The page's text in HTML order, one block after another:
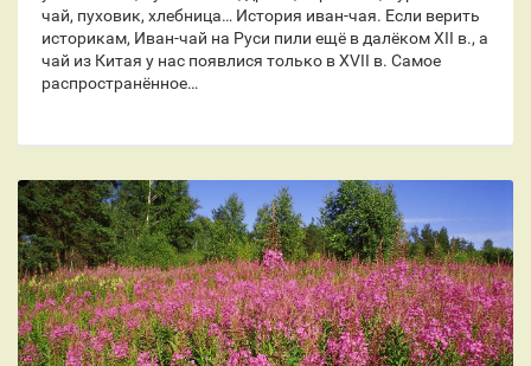
чай, пуховик, хлебница… История иван-чая. Если верить
историкам, Иван-чай на Руси пили ещё в далёком XII в., а
чай из Китая у нас появлися только в XVII в. Самое
распространённое…